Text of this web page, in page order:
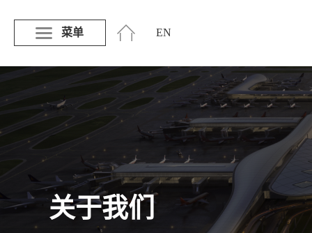
菜单 EN
关于我们